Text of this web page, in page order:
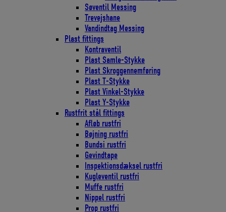
Søventil Messing
Trevejshane
Vandindtag Messing
Plast fittings
Kontraventil
Plast Samle-Stykke
Plast Skroggennemføring
Plast T-Stykke
Plast Vinkel-Stykke
Plast Y-Stykke
Rustfrit stål fittings
Afløb rustfri
Bøjning rustfri
Bundsi rustfri
Gevindtape
Inspektionsdæksel rustfri
Kugleventil rustfri
Muffe rustfri
Nippel rustfri
Prop rustfri